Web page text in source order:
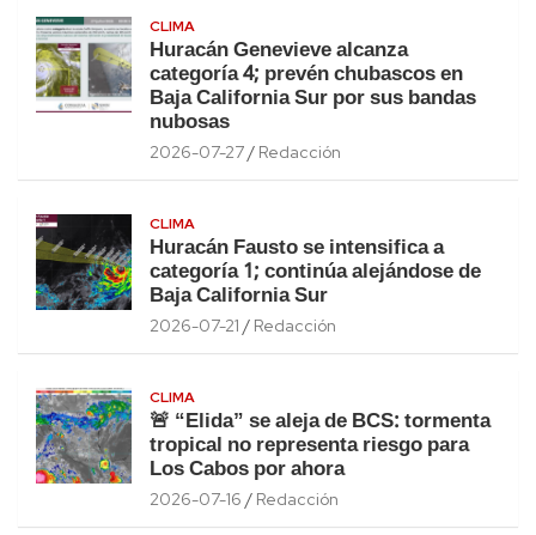
CLIMA
Huracán Genevieve alcanza
categoría 4; prevén chubascos en
Baja California Sur por sus bandas
nubosas
2026-07-27 Redacción
CLIMA
Huracán Fausto se intensifica a
categoría 1; continúa alejándose de
Baja California Sur
2026-07-21 Redacción
CLIMA
🚨 “Elida” se aleja de BCS: tormenta
tropical no representa riesgo para
Los Cabos por ahora
2026-07-16 Redacción